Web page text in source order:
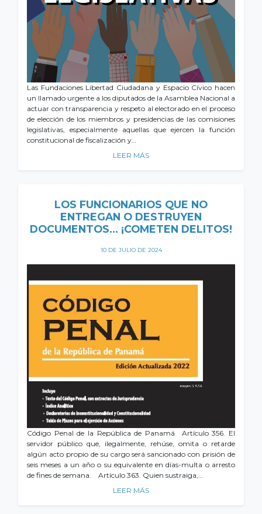
Las Fundaciones Libertad Ciudadana y Espacio Cívico hacen
un llamado urgente a los diputados de la Asamblea Nacional a
actuar con transparencia y respeto al electorado en el proceso
de elección de los miembros y presidencias de las comisiones
legislativas, especialmente aquellas que ejercen la función
constitucional de fiscalización y…
LEER MÁS
LOS FUNCIONARIOS QUE NO
ENTREGAN O DESTRUYEN
DOCUMENTOS… ¡COMETEN DELITOS!
10 DE JULIO DE 2024
Código Penal de la República de Panamá Artículo 356. El
servidor público que, ilegalmente, rehúse, omita o retarde
algún acto propio de su cargo será sancionado con prisión de
seis meses a un año o su equivalente en días-multa o arresto
de fines de semana. Artículo 363. Quien sustraiga,…
LEER MÁS